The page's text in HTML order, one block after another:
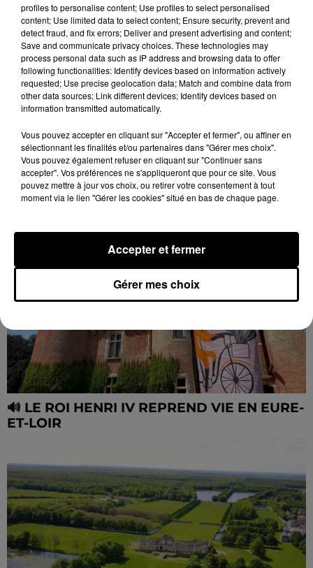
"LA FUITE EN ÉGYPTE" A LONGTEMPS
CACHÉ DES SECRETS
🔊 LE ROI HENRI IV REPREND VIE EN EURE-
ET-LOIR
profiles to personalise content; Use profiles to select personalised
content; Use limited data to select content; Ensure security, prevent and
detect fraud, and fix errors; Deliver and present advertising and content;
Save and communicate privacy choices. These technologies may
process personal data such as IP address and browsing data to offer
following functionalities: Identify devices based on information actively
requested; Use precise geolocation data; Match and combine data from
other data sources; Link different devices; Identify devices based on
information transmitted automatically.
Vous pouvez accepter en cliquant sur "Accepter et fermer", ou affiner en
sélectionnant les finalités et/ou partenaires dans "Gérer mes choix".
Vous pouvez également refuser en cliquant sur "Continuer sans
accepter". Vos préférences ne s'appliqueront que pour ce site. Vous
pouvez mettre à jour vos choix, ou retirer votre consentement à tout
moment via le lien "Gérer les cookies" situé en bas de chaque page.
Gérer mes choix
Accepter et fermer